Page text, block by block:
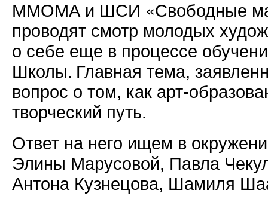
ММОМА и ШСИ «Свободные
проводят смотр молодых
о себе еще в процессе
Школы. Главная тема,
вопрос о том, как арт-
творческий путь.
Ответ на него ищем в
Элины Марусовой, Павла
Антона Кузнецова, Шамиля